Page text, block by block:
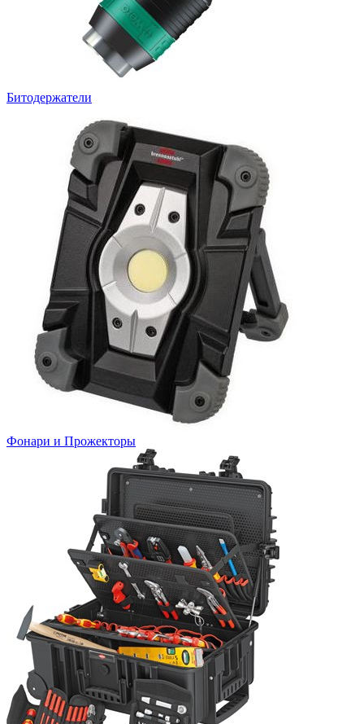
Битодержатели
Фонари и Прожекторы